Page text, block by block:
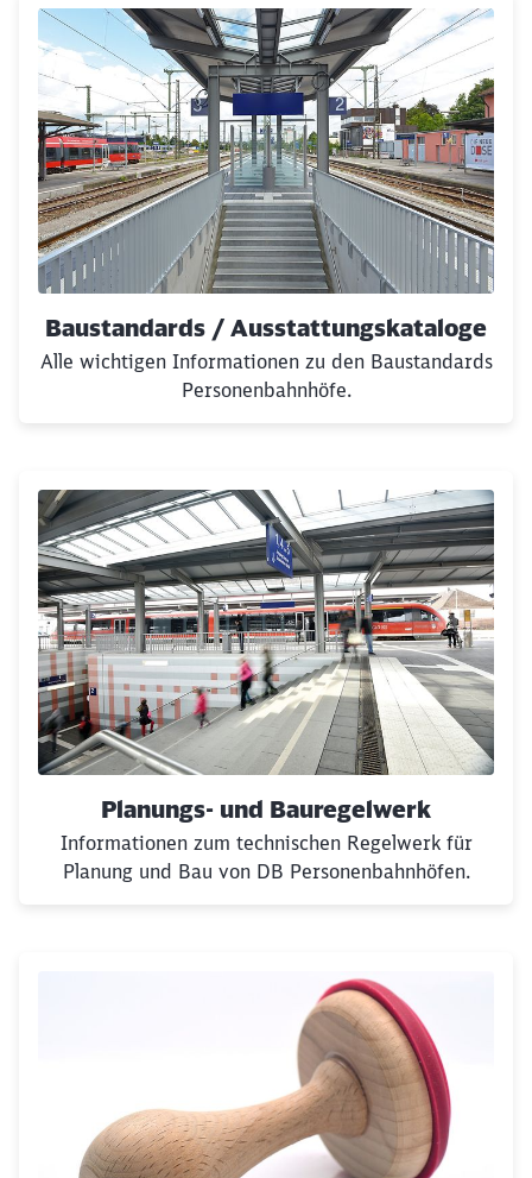
Baustandards / Ausstattungskataloge
Alle wichtigen Informationen zu den Baustandards
Personenbahnhöfe.
Planungs- und Bauregelwerk
Informationen zum technischen Regelwerk für
Planung und Bau von DB Personenbahnhöfen.